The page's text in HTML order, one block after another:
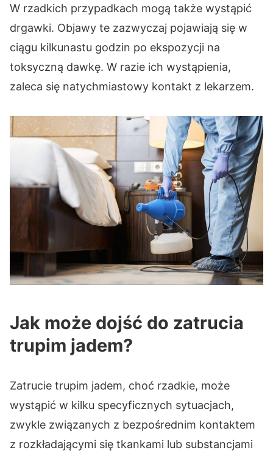
W rzadkich przypadkach mogą także wystąpić
drgawki. Objawy te zazwyczaj pojawiają się w
ciągu kilkunastu godzin po ekspozycji na
toksyczną dawkę. W razie ich wystąpienia,
zaleca się natychmiastowy kontakt z lekarzem.
Jak może dojść do zatrucia
trupim jadem?
Zatrucie trupim jadem, choć rzadkie, może
wystąpić w kilku specyficznych sytuacjach,
zwykle związanych z bezpośrednim kontaktem
z rozkładającymi się tkankami lub substancjami